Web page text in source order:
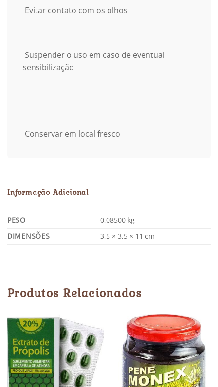
Evitar contato com os olhos
Suspender o uso em caso de eventual
sensibilização
Conservar em local fresco
Informação Adicional
PESO
0,08500 kg
DIMENSÕES
3,5 × 3,5 × 11 cm
Produtos Relacionados